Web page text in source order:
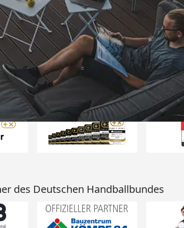
„War eher da als gesagt. Super
Produkt. Bin voll zufrieden.“
08.08.2026
des Deutschen Handballbundes